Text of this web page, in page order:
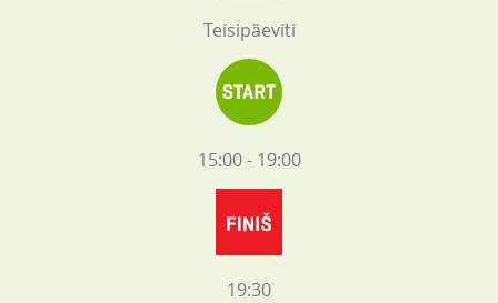
Teisipäeviti
15:00 - 19:00
19:30